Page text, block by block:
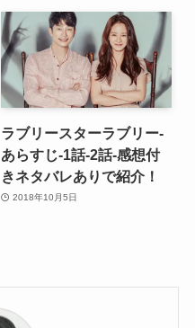
ラブリースターラブリー-
あらすじ-1話-2話-感想付
きネタバレありで紹介！
2018年10月5日